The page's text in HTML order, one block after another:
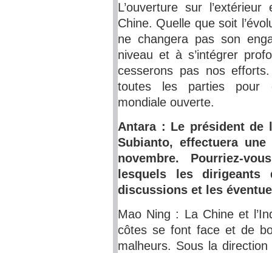
L’ouverture sur
Chine. Quelle que soit
ne changera pas son
niveau et à s’intégrer
cesserons pas nos
toutes les parties pour
mondiale ouverte.
Antara : Le président de
Subianto, effectuera
novembre. Pourriez-
lesquels les dirigeants
discussions et les
Mao Ning : La Chine et
côtes se font face et de
malheurs. Sous la